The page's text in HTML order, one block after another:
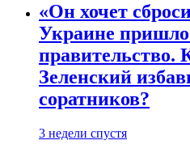
«Он хочет
Украине пришло
правительство.
Зеленский
соратников?
3 недели спустя